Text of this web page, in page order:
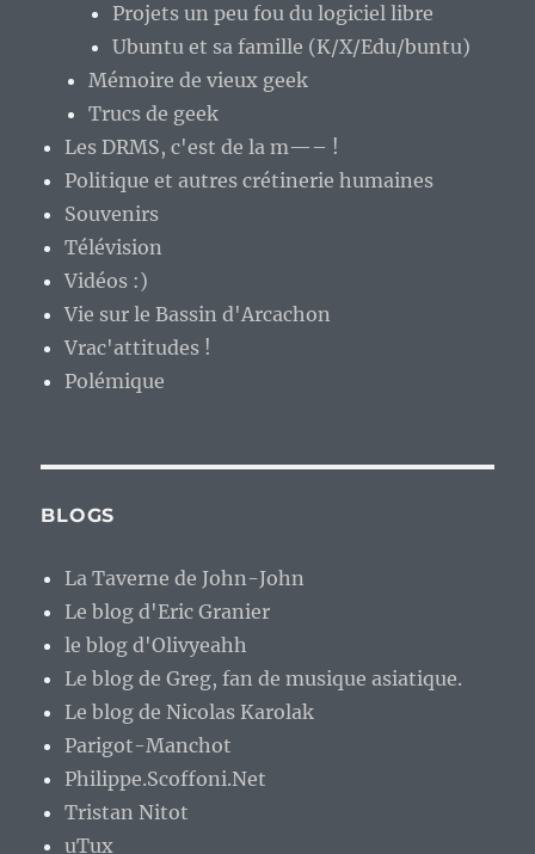
Projets un peu fou du logiciel libre
Ubuntu et sa famille (K/X/Edu/buntu)
Mémoire de vieux geek
Trucs de geek
Les DRMS, c'est de la m—– !
Politique et autres crétinerie humaines
Souvenirs
Télévision
Vidéos :)
Vie sur le Bassin d'Arcachon
Vrac'attitudes !
Polémique
BLOGS
La Taverne de John-John
Le blog d'Eric Granier
le blog d'Olivyeahh
Le blog de Greg, fan de musique asiatique.
Le blog de Nicolas Karolak
Parigot-Manchot
Philippe.Scoffoni.Net
Tristan Nitot
uTux